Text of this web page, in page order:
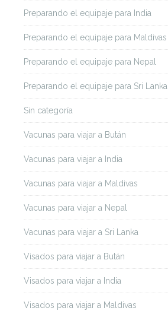
Preparando el equipaje para India
Preparando el equipaje para Maldivas
Preparando el equipaje para Nepal
Preparando el equipaje para Sri Lanka
Sin categoría
Vacunas para viajar a Bután
Vacunas para viajar a India
Vacunas para viajar a Maldivas
Vacunas para viajar a Nepal
Vacunas para viajar a Sri Lanka
Visados para viajar a Bután
Visados para viajar a India
Visados para viajar a Maldivas